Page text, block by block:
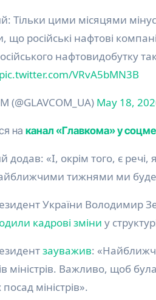
що російські нафтові
нафтовидобутку
pic.twitter.com/VRvA5bMN3B
May 18,
на канал «Главкома» у
додав: «І, окрім того, є
тижнями ми
України Володимир
кадрові зміни у
зауважив:
міністрів. Важливо, щоб
міністрів».